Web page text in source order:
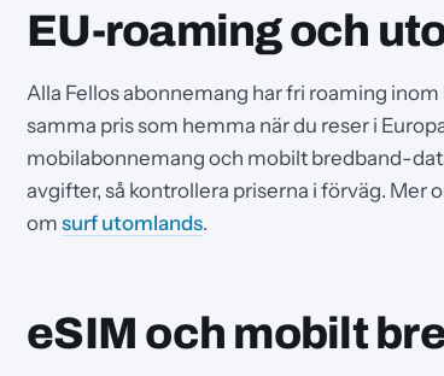
EU-roaming och
Alla Fellos abonnemang har fri roaming inom
samma pris som hemma när du reser i
mobilabonnemang och mobilt bredband-
avgifter, så kontrollera priserna i förväg. Mer
om surf utomlands.
eSIM och mobilt